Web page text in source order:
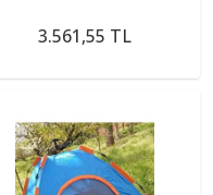
3.561,55 TL